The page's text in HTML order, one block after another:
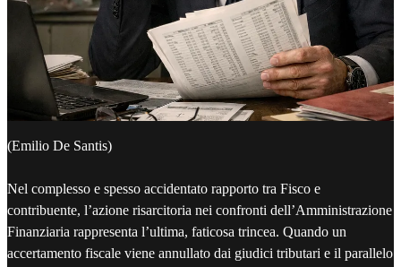
(Emilio De Santis)
Nel complesso e spesso accidentato rapporto tra Fisco e
contribuente, l’azione risarcitoria nei confronti dell’Amministrazione
Finanziaria rappresenta l’ultima, faticosa trincea. Quando un
accertamento fiscale viene annullato dai giudici tributari e il parallelo